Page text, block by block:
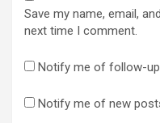
Save my name, email,
next time I comment.
Notify me of follow-
Notify me of new